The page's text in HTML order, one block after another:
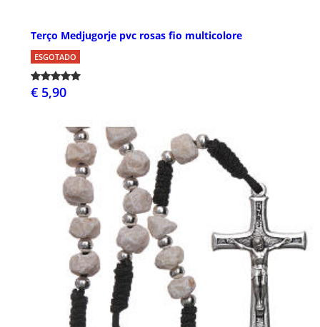
Terço Medjugorje pvc rosas fio multicolore
ESGOTADO
€ 5,90